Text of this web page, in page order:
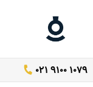
021 9100 1079